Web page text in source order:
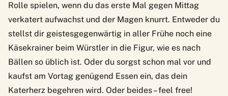
Rolle spielen, wenn du das erste Mal gegen Mittag
verkatert aufwachst und der Magen knurrt. Entweder du
stellst dir geistesgegenwärtig in aller Frühe noch eine
Käsekrainer beim Würstler in die Figur, wie es nach
Bällen so üblich ist. Oder du sorgst schon mal vor und
kaufst am Vortag genügend Essen ein, das dein
Katerherz begehren wird. Oder beides – feel free!